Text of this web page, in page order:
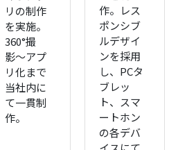
リの制作
を実施。
360°撮
影〜アプ
リ化まで
当社内に
て一貫制
作。
作。レス
ポンシブ
ルデザイ
ンを採用
し、PCタ
ブレッ
ト、スマ
ートホン
の各デバ